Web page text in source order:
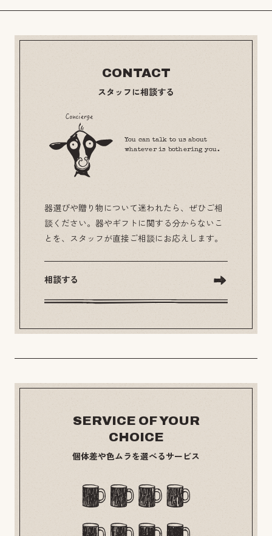
CONTACT
スタッフに相談する
You can talk to us about
whatever is bothering you.
器選びや贈り物について迷われたら、ぜひご相
談ください。器やギフトに関する分からないこ
とを、スタッフが直接ご相談にお応えします。
相談する
SERVICE OF YOUR
CHOICE
個体差や色ムラを選べるサービス